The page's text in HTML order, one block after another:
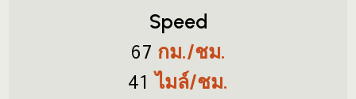
Speed
67 กม./ชม.
41 ไมล์/ชม.